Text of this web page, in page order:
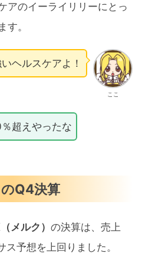
アのイーライリリーにとっ
す。
ここ
ヘルスケアよ！
超えやったな
Q4決算
メルク） の決算は、売上
予想を上回りました。